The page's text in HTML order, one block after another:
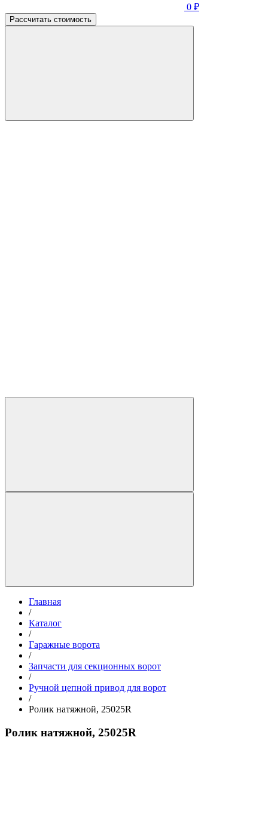
0 ₽
Рассчитать стоимость
Главная
/
Каталог
/
Гаражные ворота
/
Запчасти для секционных ворот
/
Ручной цепной привод для ворот
/
Ролик натяжной, 25025R
Ролик натяжной, 25025R